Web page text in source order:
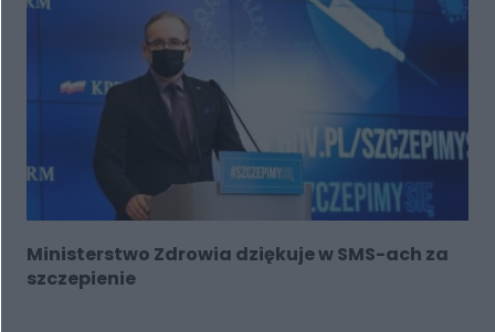
Ministerstwo Zdrowia dziękuje w SMS-ach za
szczepienie